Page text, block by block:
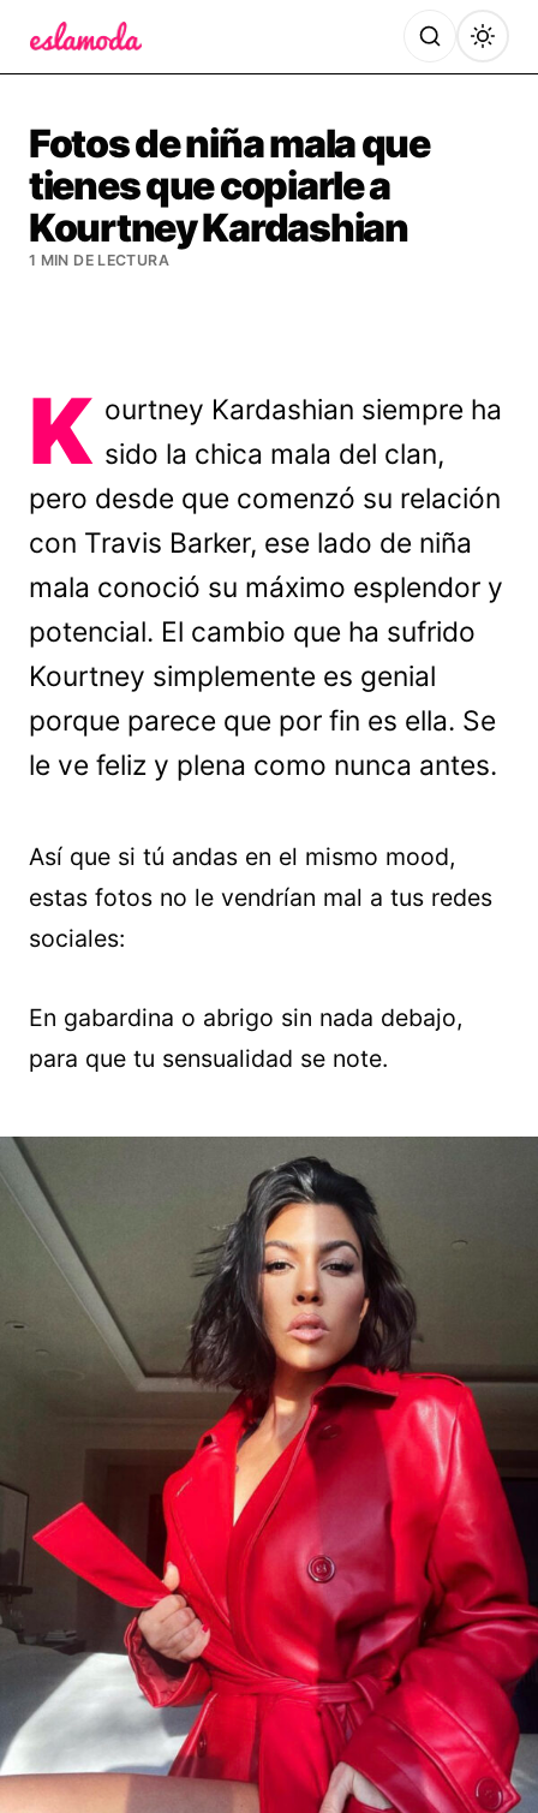
Fotos de niña mala que
tienes que copiarle a
Kourtney Kardashian
1 MIN DE LECTURA
K ourtney Kardashian siempre ha
sido la chica mala del clan,
pero desde que comenzó su relación
con Travis Barker, ese lado de niña
mala conoció su máximo esplendor y
potencial. El cambio que ha sufrido
Kourtney simplemente es genial
porque parece que por fin es ella. Se
le ve feliz y plena como nunca antes.
Así que si tú andas en el mismo mood,
estas fotos no le vendrían mal a tus redes
sociales:
En gabardina o abrigo sin nada debajo,
para que tu sensualidad se note.